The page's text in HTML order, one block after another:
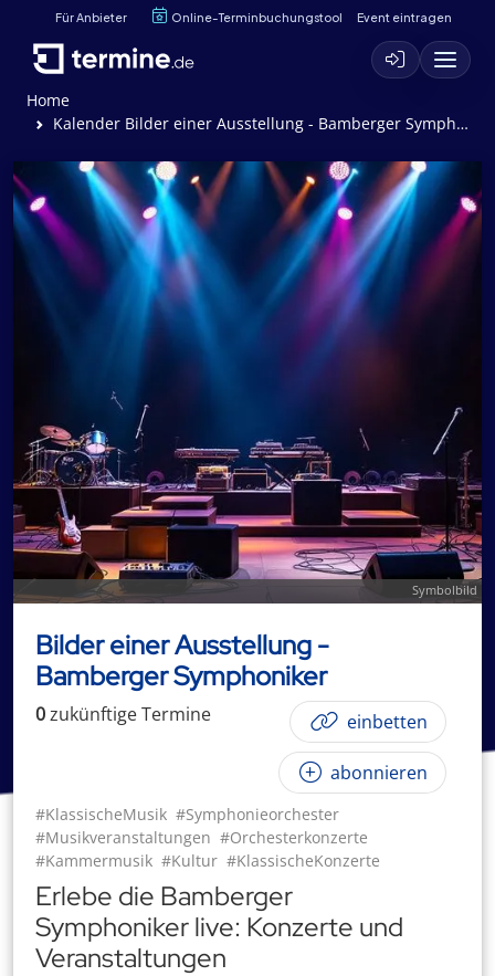
Für Anbieter Online-Terminbuchungstool Event eintragen
Home
Kalender Bilder einer Ausstellung - Bamberger Symphoniker
Symbolbild
Bilder einer Ausstellung -
Bamberger Symphoniker
0zukünftigeTermine einbetten
abonnieren
#KlassischeMusik #Symphonieorchester
#Musikveranstaltungen #Orchesterkonzerte
#Kammermusik #Kultur #KlassischeKonzerte
Erlebe die Bamberger
Symphoniker live: Konzerte und
Veranstaltungen